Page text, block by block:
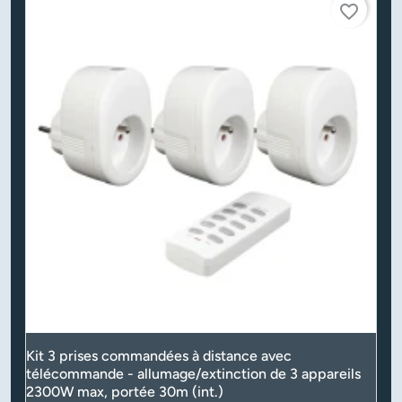
favorite_border
Kit 3 prises commandées à distance avec
télécommande - allumage/extinction de 3 appareils
2300W max, portée 30m (int.)